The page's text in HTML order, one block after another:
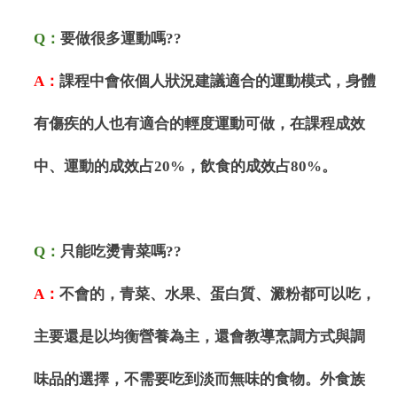
Q ：要做很多運動嗎??
A：課程中會依個人狀況建議適合的運動模式，身體
有傷疾的人也有適合的輕度運動可做，在課程成效
中、運動的成效占20% ，飲食的成效占80%。
Q ： 只能吃燙青菜嗎??
A：不會的，青菜、水果、蛋白質、澱粉都可以吃，
主要還是以均衡營養為主，還會教導烹調方式與調
味品的選擇，不需要吃到淡而無味的食物。外食族